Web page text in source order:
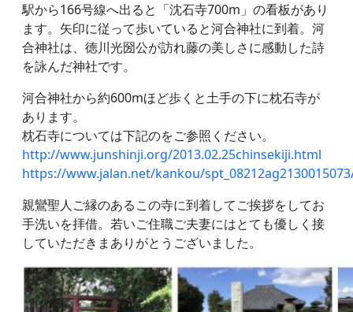
駅から166号線へ出ると「沈石寺700m」の看板があり
ます。矢印に従って歩いていると河合神社に到着。河
合神社は、徳川光圀公が訪れ藤の美しさに感動した詩
を詠んだ神社です。
河合神社から約600mほど歩くと土手の下に枕石寺が
あります。
枕石寺については下記のをご参照ください。
http://www.junshinji.org/2013.02.25chinsekiji.html
https://www.jalan.net/kankou/
親鸞聖人ご縁のあるこの寺に到着してご挨拶をしてお
手洗いを拝借。若いご住職ご夫妻にはとても優しく接
していただきまありがとうございました。